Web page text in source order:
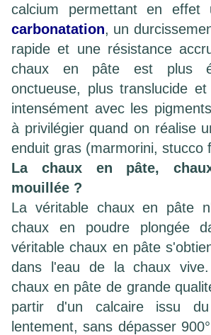
calcium permettant en effet
carbonatation, un
rapide et une résistance
chaux en pâte est plus
onctueuse, plus translucide
intensément avec les
à privilégier quand on réalise
enduit gras (marmorini, stucco
La chaux en pâte,
mouillée ?
La véritable chaux en pâte
chaux en poudre plongée
véritable chaux en pâte
dans l'eau de la chaux
chaux en pâte de grande
partir d'un calcaire issu
lentement, sans dépasser